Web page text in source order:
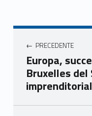
Unio
mer
e
Ven
eto
e
Navigazione articoli
PRECEDENTE
Europa,
Bruxelles del